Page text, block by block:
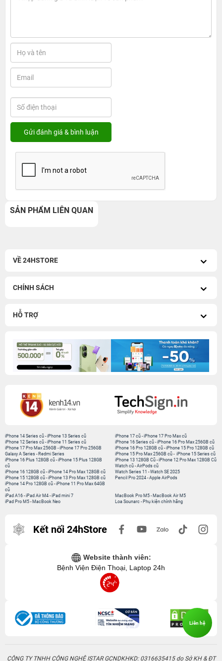
SẢN PHẨM LIÊN QUAN
VỀ 24HSTORE
CHÍNH SÁCH
HỖ TRỢ
iPhone 14 Series cũ -iPhone 13 Series cũ
iPhone 12 Series cũ -iPhone 11 Series cũ
iPhone 17 Pro Max 256GB -iPhone 17 Pro 256GB
Galaxy A Series - Redmi Series
iPhone 17 cũ-iPhone 17 Pro Max cũ
iPhone 16 Series cũ- iPhone 16 Pro Max 256GB cũ
iPhone 16 Pro 128GB cũ-iPhone 15 Pro 128GB cũ
iPhone 15 Pro Max 256GB cũ- iPhone 15 Series cũ
iPhone 16 Plus 128GB cũ -iPhone 15 Plus 128GB
cũ
iPhone 16 128GB cũ -iPhone 14 Pro Max 128GB cũ
iPhone 15 128GB cũ -iPhone 13 Pro Max 128GB cũ
iPhone 14 Pro 128GB cũ -iPhone 11 Pro Max 64GB
cũ
iPhone 13 128GB Cũ-iPhone 12 Pro Max 128GB Cũ
Watch cũ-AirPods cũ
Watch Series 11 -Watch SE 2025
Pencil Pro 2024-Apple AirPods
iPad A16 -iPad Air M4 -iPad mini 7
iPad Pro M5 - MacBook Neo
MacBook Pro M5- MacBook Air M5
Loa Sounarc- Phụ kiện chính hãng
Kết nối 24hStore
Website thành viên:
Bệnh Viện Điện Thoại, Laptop 24h
CÔNG TY TNHH CÔNG NGHỆ ISTAR GCNDKHKD: 0316635415 do Sở KH & ĐT
Liên hệ